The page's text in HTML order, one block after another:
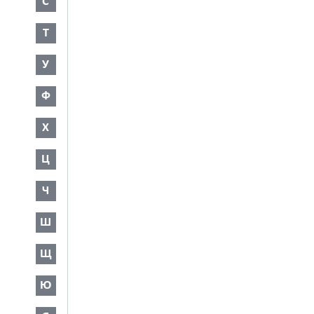
Т
У
Ф
Х
Ц
Ч
Ш
Щ
Ю